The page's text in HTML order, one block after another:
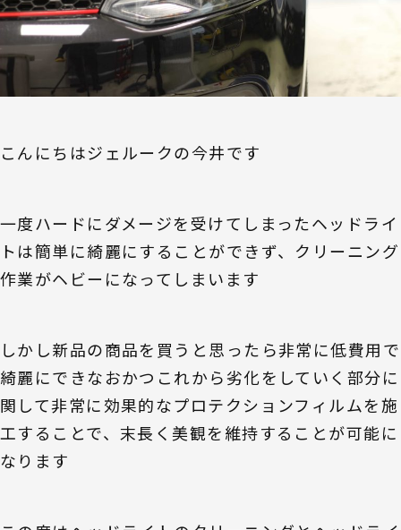
こんにちはジェルークの今井です
一度ハードにダメージを受けてしまったヘッドライ
トは簡単に綺麗にすることができず、クリーニング
作業がヘビーになってしまいます
しかし新品の商品を買うと思ったら非常に低費用で
綺麗にできなおかつこれから劣化をしていく部分に
関して非常に効果的なプロテクションフィルムを施
工することで、末長く美観を維持することが可能に
なります